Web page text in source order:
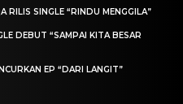
RILIS SINGLE “RINDU MENGGILA”
DEBUT “SAMPAI KITA BESAR
EP “DARI LANGIT”